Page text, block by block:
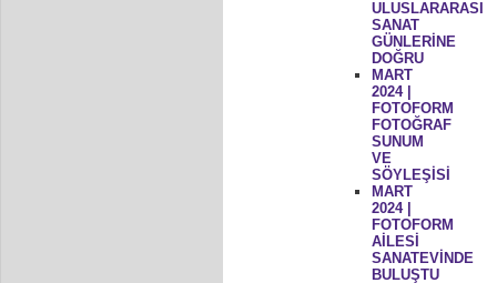
ULUSLARARASI
SANAT
GÜNLERİNE
DOĞRU
MART
2024 |
FOTOFORM
FOTOĞRAF
SUNUM
VE
SÖYLEŞİSİ
MART
2024 |
FOTOFORM
AİLESİ
SANATEVİNDE
BULUŞTU